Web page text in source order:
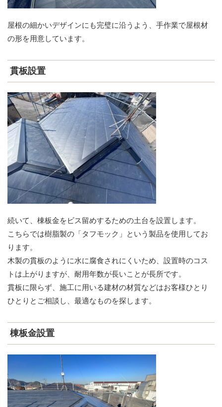
屋根の細かいデザインにも完璧に沿うよう、手作業で屋根材
の形を用意しています。
貫板設置
続いて、棟板金をビス留めするための土台を設置します。
こちらでは樹脂製の「タフモック」という製品を使用してお
ります。
木製の貫板のように水に腐食されにくいため、設置時のコス
トは上がりますが、耐用年数が長いことが長所です。
貫板に限らず、施工に用いる建材の材質などはお客様ひとり
ひとりとご相談し、最適なものを探します。
棟板金設置